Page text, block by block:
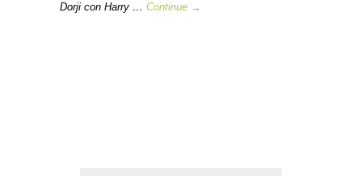
Dorji con Harry … Continue →